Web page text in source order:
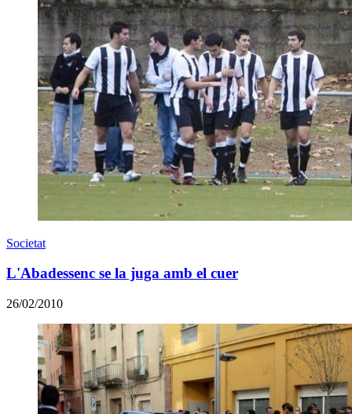
Societat
L'Abadessenc se la juga amb el cuer
26/02/2010